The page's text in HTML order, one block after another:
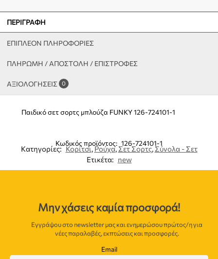
ΠΕΡΙΓΡΑΦΉ
ΕΠΙΠΛΈΟΝ ΠΛΗΡΟΦΟΡΊΕΣ
ΠΛΗΡΩΜΗ / ΑΠΟΣΤΟΛΗ / ΕΠΙΣΤΡΟΦΕΣ
ΑΞΙΟΛΟΓΉΣΕΙΣ 0
Παιδικό σετ σορτς μπλούζα FUNKY 126-724101-1
Κωδικός προϊόντος: 126-724101-1
Κατηγορίες: Κορίτσι,Ρούχα,Σετ Σορτς, Σύνολα - Σετ
Ετικέτα: new
Μην χάσεις καμία προσφορά!
Εγγράψου στο newsletter μας και ενημερώσου πρώτος/η για
νέες παραλαβές, εκπτώσεις και προσφορές.
Email